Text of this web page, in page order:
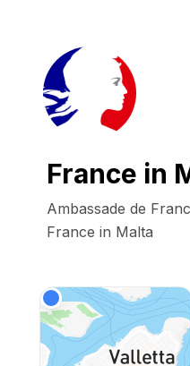
France in
Ambassade de
France in Malta